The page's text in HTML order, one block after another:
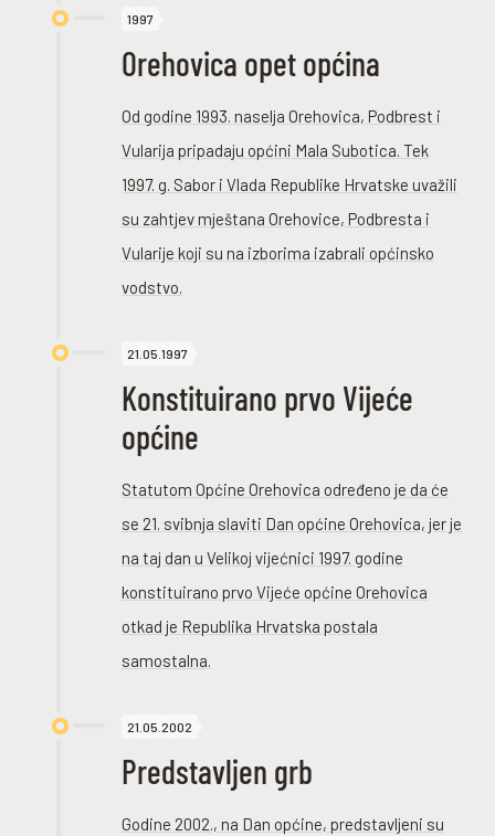
1997
Orehovica opet općina
Od godine 1993. naselja Orehovica, Podbrest i
Vularija pripadaju općini Mala Subotica. Tek
1997. g. Sabor i Vlada Republike Hrvatske uvažili
su zahtjev mještana Orehovice, Podbresta i
Vularije koji su na izborima izabrali općinsko
vodstvo.
21.05.1997
Konstituirano prvo Vijeće
općine
Statutom Općine Orehovica određeno je da će
se 21. svibnja slaviti Dan općine Orehovica, jer je
na taj dan u Velikoj vijećnici 1997. godine
konstituirano prvo Vijeće općine Orehovica
otkad je Republika Hrvatska postala
samostalna.
21.05.2002
Predstavljen grb
Godine 2002., na Dan općine, predstavljeni su